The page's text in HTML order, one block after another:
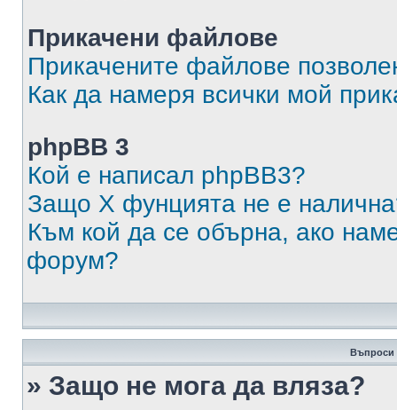
Прикачени файлове
Прикачените файлове
Как да намеря всички мой
phpBB 3
Кой е написал phpBB3?
Защо X фунцията не е
Към кой да се обърна, ако
форум?
Въпроси
» Защо не мога да вляза?